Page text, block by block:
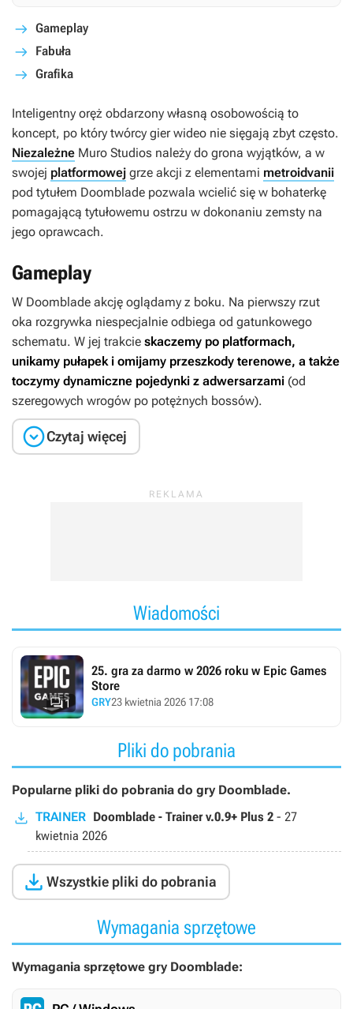
Gameplay
Fabuła
Grafika
Inteligentny oręż obdarzony własną osobowością to
koncept, po który twórcy gier wideo nie sięgają zbyt często.
Niezależne Muro Studios należy do grona wyjątków, a w
swojej platformowej grze akcji z elementami metroidvanii
pod tytułem Doomblade pozwala wcielić się w bohaterkę
pomagającą tytułowemu ostrzu w dokonaniu zemsty na
jego oprawcach.
Gameplay
W Doomblade akcję oglądamy z boku. Na pierwszy rzut
oka rozgrywka niespecjalnie odbiega od gatunkowego
schematu. W jej trakcie skaczemy po platformach,
unikamy pułapek i omijamy przeszkody terenowe, a także
toczymy dynamiczne pojedynki z adwersarzami (od
szeregowych wrogów po potężnych bossów).
Czytaj więcej
Wiadomości
1
25. gra za darmo w 2026 roku w Epic Games
Store
GRY23 kwietnia 2026 17:08
Pliki do pobrania
Popularne pliki do pobrania do gry Doomblade.
TRAINER Doomblade - Trainer v.0.9+ Plus 2 - 27
kwietnia 2026
 Wszystkie pliki do pobrania
Wymagania sprzętowe
Wymagania sprzętowe gry Doomblade: